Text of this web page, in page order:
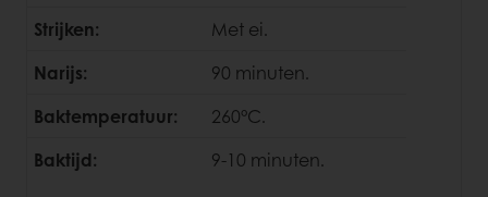
Strijken:
Met ei.
Narijs:
90 minuten.
Baktemperatuur:
260°C.
Baktijd:
9-10 minuten.